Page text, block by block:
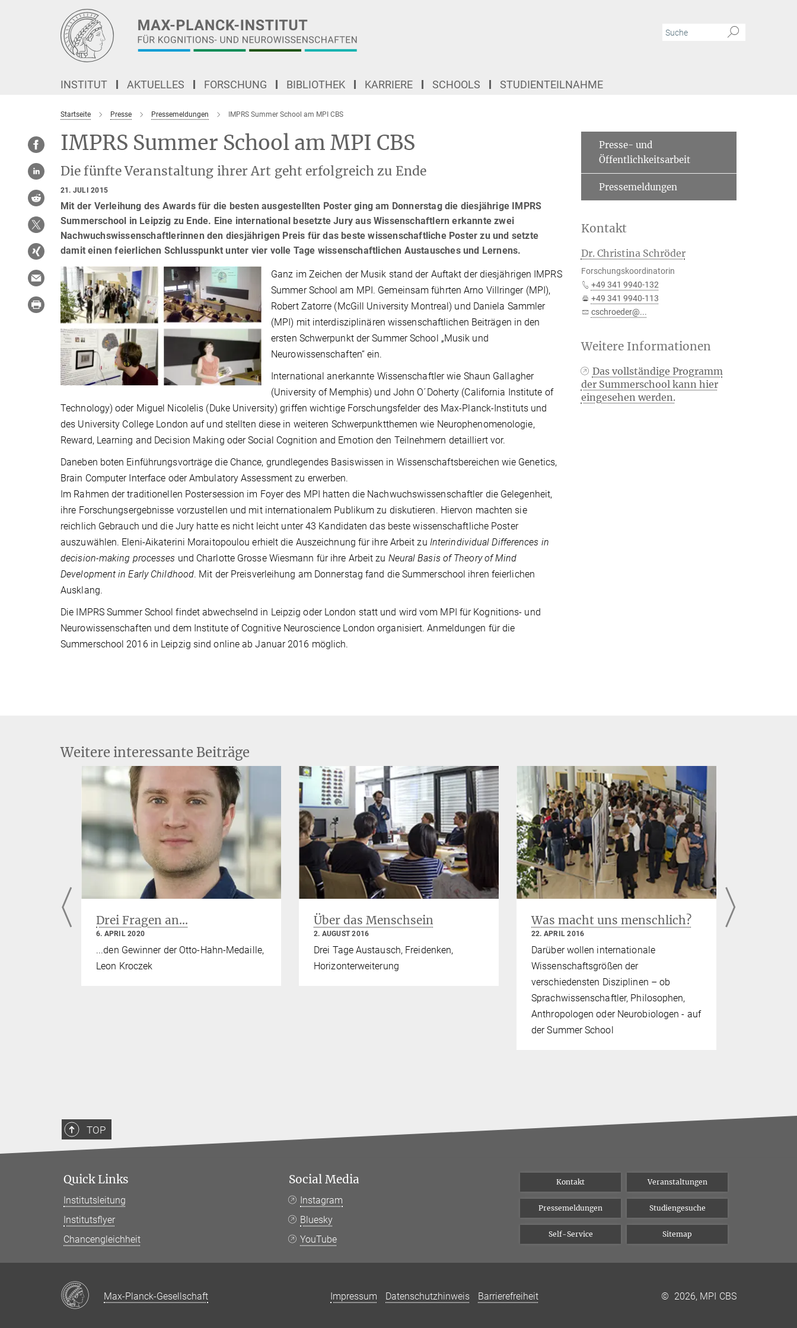
INSTITUT AKTUELLES FORSCHUNG BIBLIOTHEK KARRIERE SCHOOLS STUDIENTEILNAHME
Startseite Presse Pressemeldungen IMPRS Summer School am MPI CBS
IMPRS Summer School am MPI CBS
Die fünfte Veranstaltung ihrer Art geht erfolgreich zu Ende
21. JULI 2015
Mit der Verleihung des Awards für die besten ausgestellten Poster ging am Donnerstag die diesjährige IMPRS
Summerschool in Leipzig zu Ende. Eine international besetzte Jury aus Wissenschaftlern erkannte zwei
Nachwuchswissenschaftlerinnen den diesjährigen Preis für das beste wissenschaftliche Poster zu und setzte
damit einen feierlichen Schlusspunkt unter vier volle Tage wissenschaftlichen Austausches und Lernens.
Ganz im Zeichen der Musik stand der Auftakt der diesjährigen IMPRS
Summer School am MPI. Gemeinsam führten Arno Villringer (MPI),
Robert Zatorre (McGill University Montreal) und Daniela Sammler
(MPI) mit interdisziplinären wissenschaftlichen Beiträgen in den
ersten Schwerpunkt der Summer School „Musik und
Neurowissenschaften“ ein.
International anerkannte Wissenschaftler wie Shaun Gallagher
(University of Memphis) und John O´Doherty (California Institute of
Technology) oder Miguel Nicolelis (Duke University) griffen wichtige Forschungsfelder des Max-Planck-Instituts und
des University College London auf und stellten diese in weiteren Schwerpunktthemen wie Neurophenomenologie,
Reward, Learning and Decision Making oder Social Cognition and Emotion den Teilnehmern detailliert vor.
Daneben boten Einführungsvorträge die Chance, grundlegendes Basiswissen in Wissenschaftsbereichen wie Genetics,
Brain Computer Interface oder Ambulatory Assessment zu erwerben.
Im Rahmen der traditionellen Postersession im Foyer des MPI hatten die Nachwuchswissenschaftler die Gelegenheit,
ihre Forschungsergebnisse vorzustellen und mit internationalem Publikum zu diskutieren. Hiervon machten sie
reichlich Gebrauch und die Jury hatte es nicht leicht unter 43 Kandidaten das beste wissenschaftliche Poster
auszuwählen. Eleni-Aikaterini Moraitopoulou erhielt die Auszeichnung für ihre Arbeit zu Interindividual Differences in
decision-making processes und Charlotte Grosse Wiesmann für ihre Arbeit zu Neural Basis of Theory of Mind
Development in Early Childhood. Mit der Preisverleihung am Donnerstag fand die Summerschool ihren feierlichen
Ausklang.
Die IMPRS Summer School findet abwechselnd in Leipzig oder London statt und wird vom MPI für Kognitions- und
Neurowissenschaften und dem Institute of Cognitive Neuroscience London organisiert. Anmeldungen für die
Summerschool 2016 in Leipzig sind online ab Januar 2016 möglich.
Presse- und
Öffentlichkeitsarbeit
Pressemeldungen
Kontakt
Dr. Christina Schröder
Forschungskoordinatorin
+49 341 9940-132
+49 341 9940-113
cschroeder@...
Weitere Informationen
Das vollständige Programm
der Summerschool kann hier
eingesehen werden.
Weitere interessante Beiträge
Drei Fragen an...
6. APRIL 2020
...den Gewinner der Otto-Hahn-Medaille,
Leon Kroczek
Über das Menschsein
2. AUGUST 2016
Drei Tage Austausch, Freidenken,
Horizonterweiterung
Was macht uns menschlich?
22. APRIL 2016
Darüber wollen internationale
Wissenschaftsgrößen der
verschiedensten Disziplinen – ob
Sprachwissenschaftler, Philosophen,
Anthropologen oder Neurobiologen - auf
der Summer School
TOP
Quick Links
Institutsleitung
Institutsflyer
Chancengleichheit
Social Media
Instagram
Bluesky
YouTube
Kontakt Veranstaltungen
Pressemeldungen Studiengesuche
Self-Service Sitemap
Max-Planck-Gesellschaft Impressum Datenschutzhinweis Barrierefreiheit © 2026, MPI CBS